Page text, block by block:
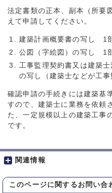
法定書類の正本、副本（所要
えて申請してください。
建築計画概要書の写し 1
公図（字絵図）の写し 1
工事監理契約書又は建築
の写し（建築士などが工事
確認申請の手続きには建築基
すので、建築士に業務を依頼
た、一定規模以上の建築工事
です。
関連情報
このページに関する お問い合